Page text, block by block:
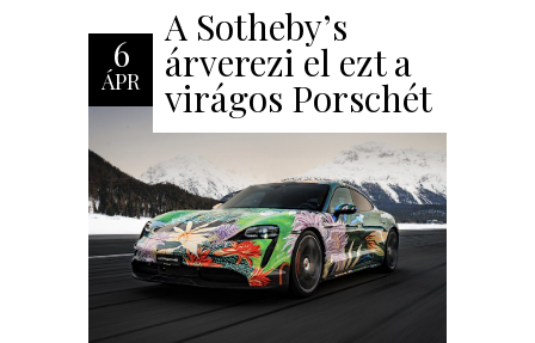
6
ÁPR
A Sotheby’s
árverezi el ezt a
virágos Porschét